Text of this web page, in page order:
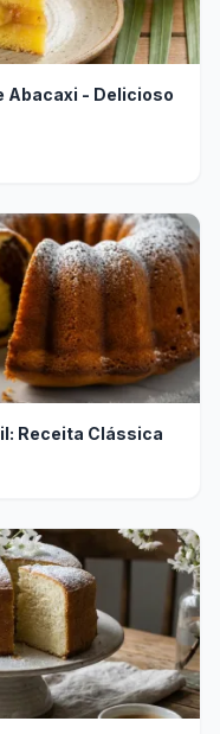
Abacaxi - Delicioso
Receita Clássica